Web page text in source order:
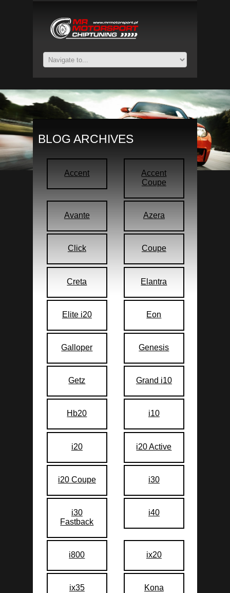
BLOG ARCHIVES
Accent
Accent
Coupe
Avante Azera
Click Coupe
Creta Elantra
Elite i20 Eon
Galloper Genesis
Getz Grand i10
Hb20 i10
i20 i20 Active
i20 Coupe i30
i30
Fastback
i40
i800 ix20
ix35 Kona